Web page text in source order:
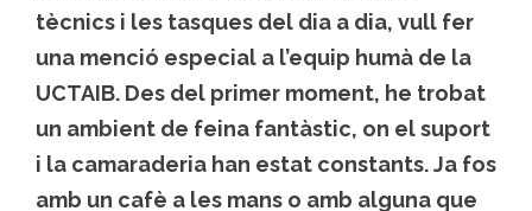
tècnics i les tasques del dia a dia, vull fer
una menció especial a l’equip humà de la
UCTAIB. Des del primer moment, he trobat
un ambient de feina fantàstic, on el suport
i la camaraderia han estat constants. Ja fos
amb un cafè a les mans o amb alguna que